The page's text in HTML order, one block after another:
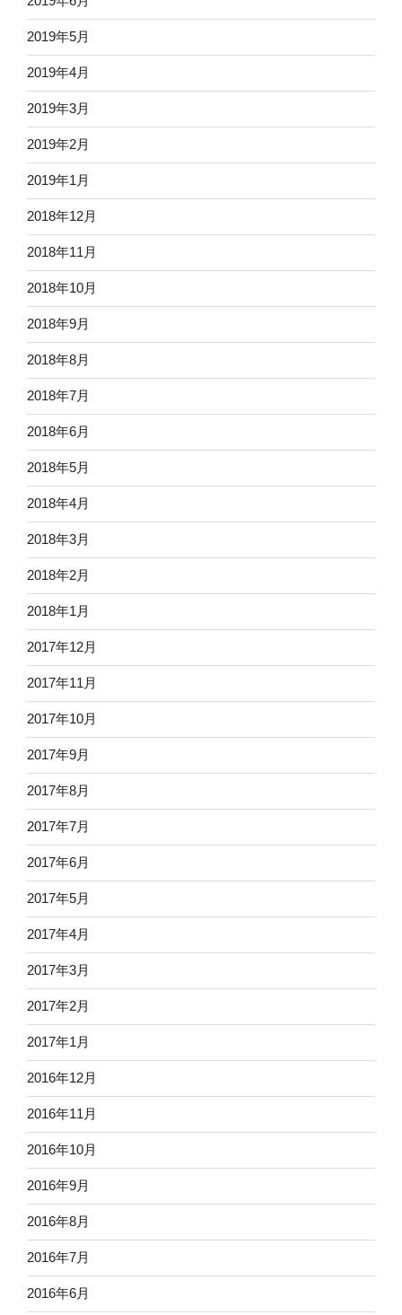
2019年5月
2019年4月
2019年3月
2019年2月
2019年1月
2018年12月
2018年11月
2018年10月
2018年9月
2018年8月
2018年7月
2018年6月
2018年5月
2018年4月
2018年3月
2018年2月
2018年1月
2017年12月
2017年11月
2017年10月
2017年9月
2017年8月
2017年7月
2017年6月
2017年5月
2017年4月
2017年3月
2017年2月
2017年1月
2016年12月
2016年11月
2016年10月
2016年9月
2016年8月
2016年7月
2016年6月